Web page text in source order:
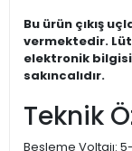
Bu ürün çıkış
vermektedir.
elektronik
sakıncalıdır.
Teknik
Besleme Voltajı: